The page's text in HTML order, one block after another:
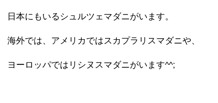
日本にもいるシュルツェマダニがいます。
海外では、アメリカではスカプラリスマダニや、
ヨーロッパではリシヌスマダニがいます^^;